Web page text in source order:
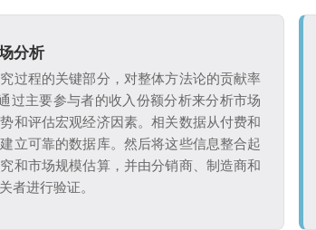
分析
过程的关键部分，对整体方法论的贡献率
过主要参与者的收入份额分析来分析市场
和评估宏观经济因素。相关数据从付费和
立可靠的数据库。然后将这些信息整合起
和市场规模估算，并由分销商、制造商和
者进行验证。